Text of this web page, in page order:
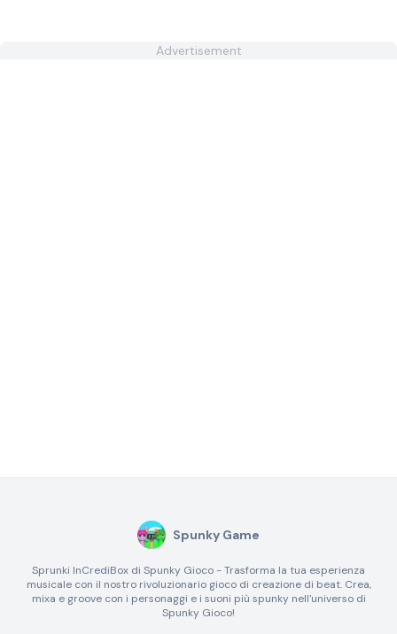
Advertisement
Spunky Game
Sprunki InCrediBox di Spunky Gioco - Trasforma la tua esperienza
musicale con il nostro rivoluzionario gioco di creazione di beat. Crea,
mixa e groove con i personaggi e i suoni più spunky nell'universo di
Spunky Gioco!